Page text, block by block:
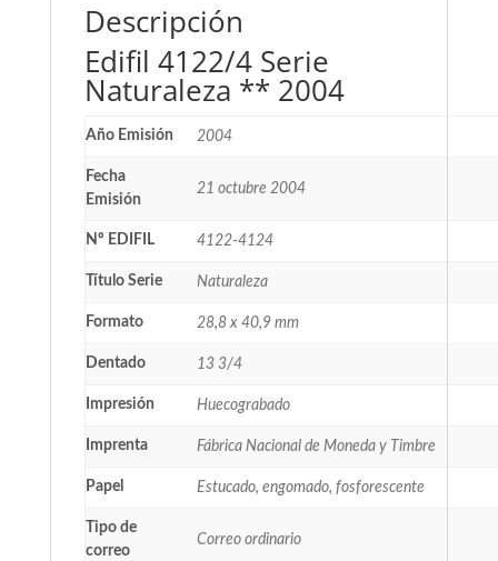
Descripción
Edifil 4122/4 Serie
Naturaleza ** 2004
Año Emisión 2004
Fecha
Emisión
21 octubre 2004
Nº EDIFIL 4122-4124
Título Serie Naturaleza
Formato 28,8 x 40,9 mm
Dentado 13 3/4
Impresión Huecograbado
Imprenta Fábrica Nacional de Moneda y Timbre
Papel Estucado, engomado, fosforescente
Tipo de
correo
Correo ordinario